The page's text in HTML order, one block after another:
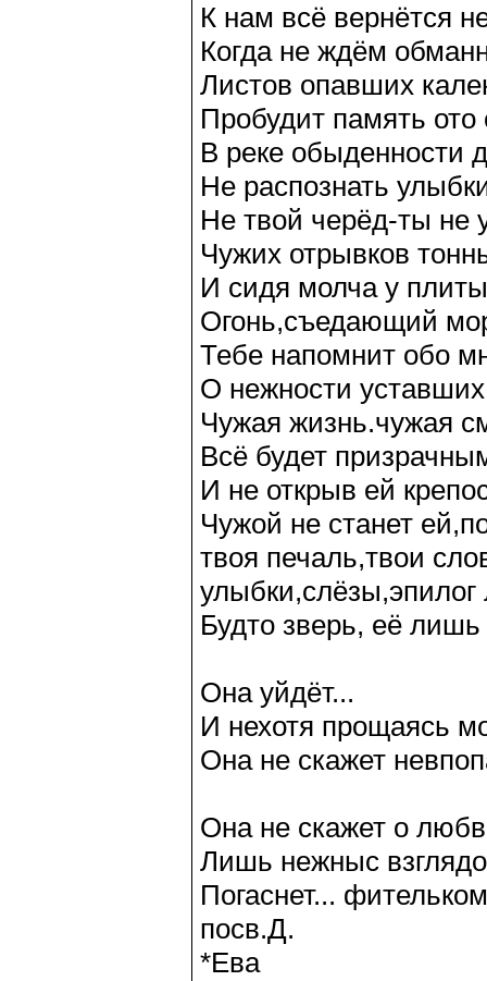
К нам всё вернётся
Когда не ждём
Листов опавших
Пробудит память ото
В реке обыденности
Не распознать
Не твой черёд-ты не
Чужих отрывков
И сидя молча у плиты
Огонь,съедающий
Тебе напомнит обо
О нежности уставших
Чужая жизнь.чужая
Всё будет
И не открыв ей
Чужой не станет
твоя печаль,твои
Будто зверь, её лишь
Она уйдёт...
И нехотя прощаясь
Она не скажет
Она не скажет о
Лишь нежныс
Погаснет...
посв.Д.
*Ева